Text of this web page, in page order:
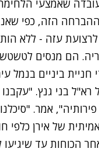
שאמצעי הלחימה
הזה, כפי
עזה - ללא
הם מנסים
ביניים בנמל
רא"ל בני גנץ.
פירותיה", אמר.
של אירן כלפי
הכוחות עד שיגיעו